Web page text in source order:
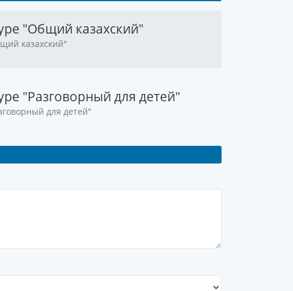
"Общий казахский"
казахский"
"Разговорный для детей"
для детей"